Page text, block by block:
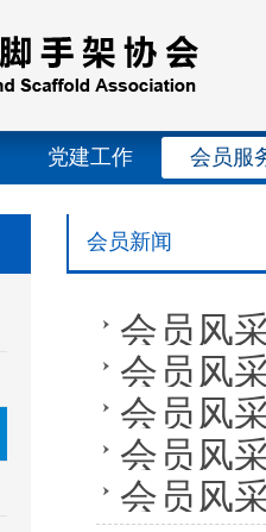
党建工作 会员服
会员新闻
会员风
将顺利完
会员风
发新一
会员风
团公司
会员风
批量量
会员风